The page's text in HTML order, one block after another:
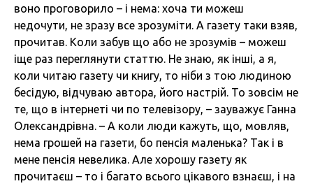
воно проговорило – і нема: хоча ти можеш
недочути, не зразу все зрозуміти. А газету таки взяв,
прочитав. Коли забув що або не зрозумів – можеш
іще раз переглянути статтю. Не знаю, як інші, а я,
коли читаю газету чи книгу, то ніби з тою людиною
бесідую, відчуваю автора, його настрій. То зовсім не
те, що в інтернеті чи по телевізору, – зауважує Ганна
Олександрівна. – А коли люди кажуть, що, мовляв,
нема грошей на газети, бо пенсія маленька? Так і в
мене пенсія невелика. Але хорошу газету як
прочитаєш – то і багато всього цікавого взнаєш, і на